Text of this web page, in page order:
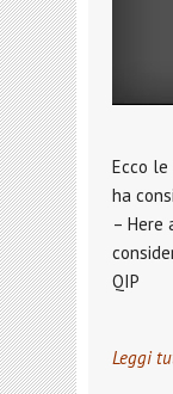
Ecco
ha
– Here
QIP
Leggi